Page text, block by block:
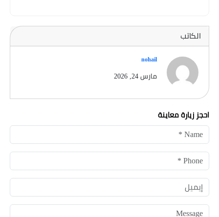
الكاتب
nohail
مارس 24, 2026
احجز زيارة معاينة